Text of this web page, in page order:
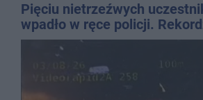
Pięciu nietrzeźwych
wpadło w ręce policji.
promila